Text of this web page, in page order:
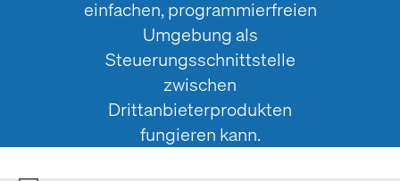
einfachen, programmierfreien
Umgebung als
Steuerungsschnittstelle
zwischen
Drittanbieterprodukten
fungieren kann.